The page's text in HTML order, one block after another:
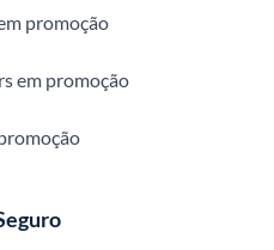
promoção
em promoção